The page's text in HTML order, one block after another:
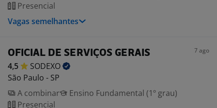
Presencial
Vagas semelhantes
OFICIAL DE SERVIÇOS GERAIS 7 ago
4,5
SODEXO
São Paulo - SP
A combinar
Ensino Fundamental (1º grau)
Presencial